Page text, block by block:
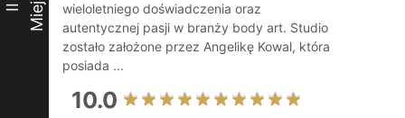
II
wieloletniego doświadczenia oraz
autentycznej pasji w branży body art. Studio
zostało założone przez Angelikę Kowal, która
posiada ...
10.0